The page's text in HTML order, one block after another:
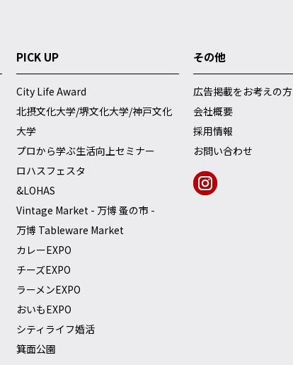
PICK UP
City Life Award
北摂文化大学/堺文化大学/神戸文化
大学
プロから学ぶ生活向上セミナー
ロハスフェスタ
&LOHAS
Vintage Market - 万博 蚤の市 -
万博 Tableware Market
カレーEXPO
チーズEXPO
ラーメンEXPO
おいもEXPO
シティライフ婚活
箕面公園
その他
広告掲載をお考えの方
会社概要
採用情報
お問い合わせ